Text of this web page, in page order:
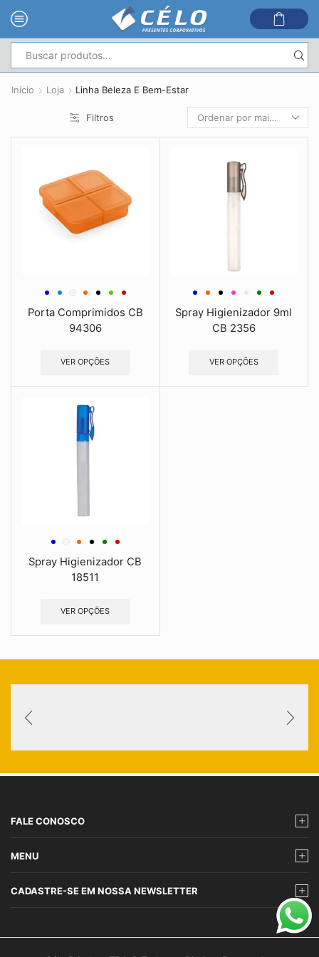
de
pesquisa
Início Loja Linha Beleza E Bem-Estar
Filtros
Porta Comprimidos CB
94306
VER OPÇÕES
Spray Higienizador 9ml
CB 2356
VER OPÇÕES
Spray Higienizador CB
18511
VER OPÇÕES
FALE CONOSCO
MENU
CADASTRE-SE EM NOSSA NEWSLETTER